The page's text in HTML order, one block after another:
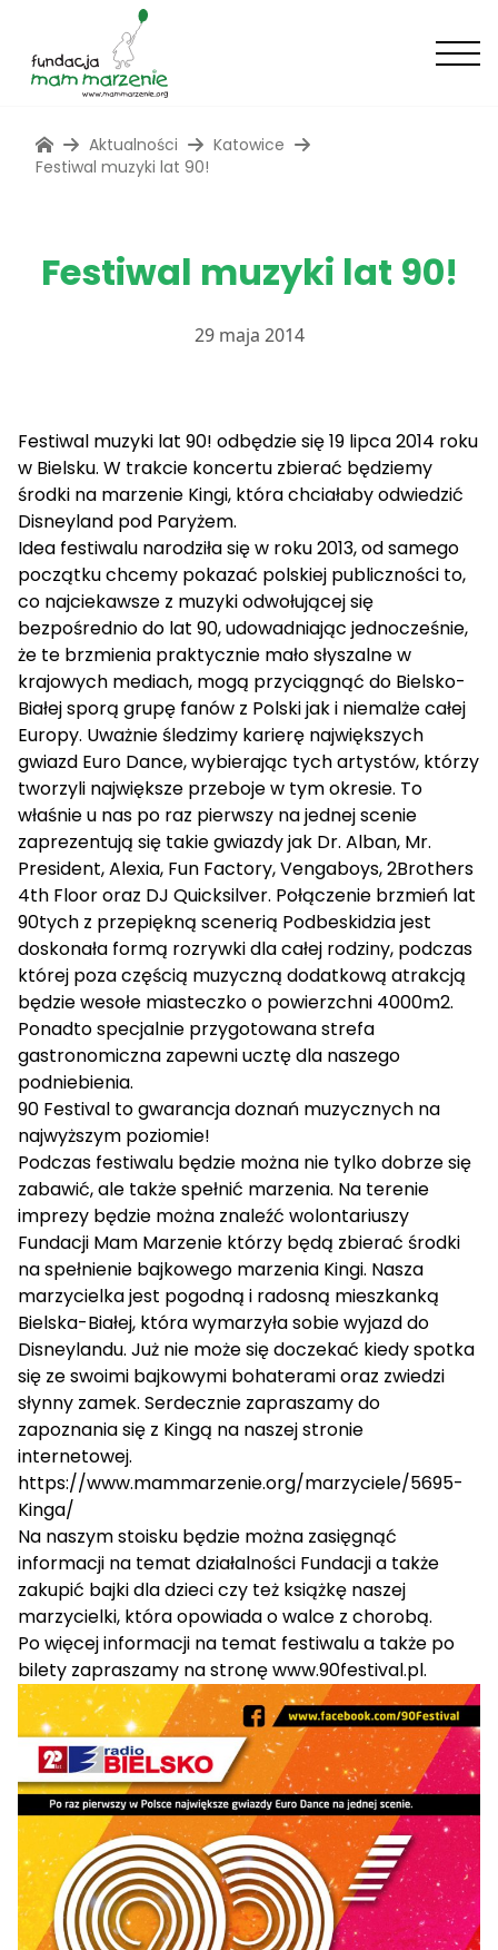
Aktualności
Katowice
Festiwal muzyki lat 90!
Festiwal muzyki lat 90!
29 maja 2014
Festiwal muzyki lat 90! odbędzie się 19 lipca 2014 roku
w Bielsku. W trakcie koncertu zbierać będziemy
środki na marzenie Kingi, która chciałaby odwiedzić
Disneyland pod Paryżem.
Idea festiwalu narodziła się w roku 2013, od samego
początku chcemy pokazać polskiej publiczności to,
co najciekawsze z muzyki odwołującej się
bezpośrednio do lat 90, udowadniając jednocześnie,
że te brzmienia praktycznie mało słyszalne w
krajowych mediach, mogą przyciągnąć do Bielsko-
Białej sporą grupę fanów z Polski jak i niemalże całej
Europy. Uważnie śledzimy karierę największych
gwiazd Euro Dance, wybierając tych artystów, którzy
tworzyli największe przeboje w tym okresie. To
właśnie u nas po raz pierwszy na jednej scenie
zaprezentują się takie gwiazdy jak Dr. Alban, Mr.
President, Alexia, Fun Factory, Vengaboys, 2Brothers
4th Floor oraz DJ Quicksilver. Połączenie brzmień lat
90tych z przepiękną scenerią Podbeskidzia jest
doskonała formą rozrywki dla całej rodziny, podczas
której poza częścią muzyczną dodatkową atrakcją
będzie wesołe miasteczko o powierzchni 4000m2.
Ponadto specjalnie przygotowana strefa
gastronomiczna zapewni ucztę dla naszego
podniebienia.
90 Festival to gwarancja doznań muzycznych na
najwyższym poziomie!
Podczas festiwalu będzie można nie tylko dobrze się
zabawić, ale także spełnić marzenia. Na terenie
imprezy będzie można znaleźć wolontariuszy
Fundacji Mam Marzenie którzy będą zbierać środki
na spełnienie bajkowego marzenia Kingi. Nasza
marzycielka jest pogodną i radosną mieszkanką
Bielska-Białej, która wymarzyła sobie wyjazd do
Disneylandu. Już nie może się doczekać kiedy spotka
się ze swoimi bajkowymi bohaterami oraz zwiedzi
słynny zamek. Serdecznie zapraszamy do
zapoznania się z Kingą na naszej stronie
internetowej.
https://www.mammarzenie.org/marzyciele/5695-
Kinga/
Na naszym stoisku będzie można zasięgnąć
informacji na temat działalności Fundacji a także
zakupić bajki dla dzieci czy też książkę naszej
marzycielki, która opowiada o walce z chorobą.
Po więcej informacji na temat festiwalu a także po
bilety zapraszamy na stronę www.90festival.pl.